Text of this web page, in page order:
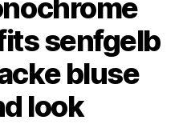
senfgelb
bluse
look